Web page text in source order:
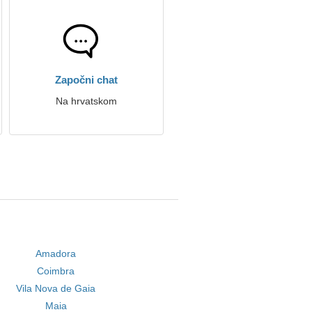
Započni chat
Na hrvatskom
Amadora
Coimbra
Vila Nova de Gaia
Maia